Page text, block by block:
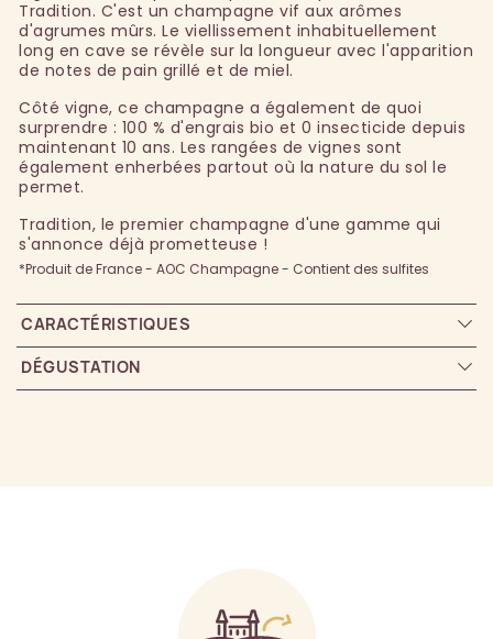
Tradition. C'est un champagne vif aux arômes
d'agrumes mûrs. Le viellissement inhabituellement
long en cave se révèle sur la longueur avec l'apparition
de notes de pain grillé et de miel.
Côté vigne, ce champagne a également de quoi
surprendre : 100 % d'engrais bio et 0 insecticide depuis
maintenant 10 ans. Les rangées de vignes sont
également enherbées partout où la nature du sol le
permet.
Tradition, le premier champagne d'une gamme qui
s'annonce déjà prometteuse !
*Produit de France - AOC Champagne - Contient des sulfites
CARACTÉRISTIQUES
DÉGUSTATION